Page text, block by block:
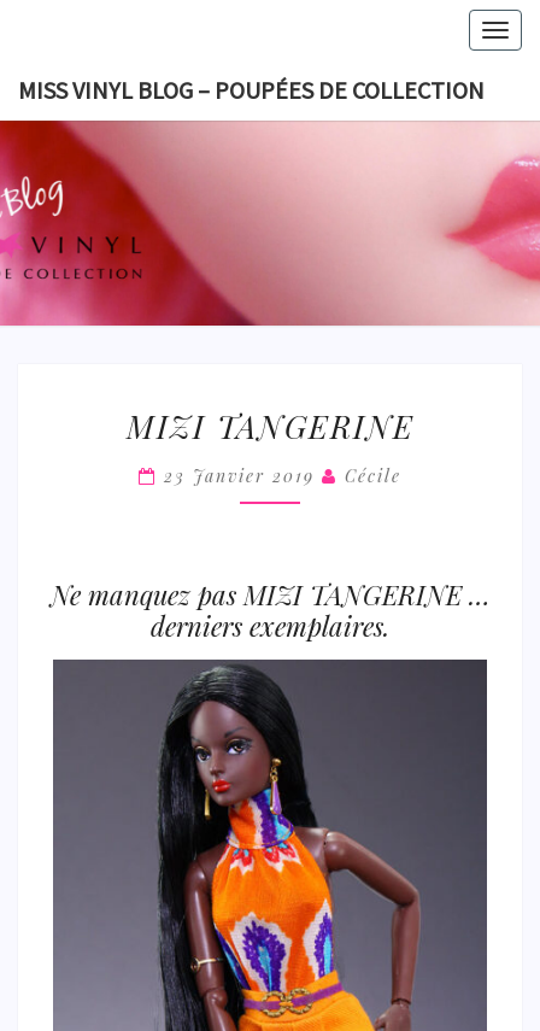
content
MISS VINYL BLOG – POUPÉES DE COLLECTION
MISS
BLOG
TANGERINE
MIZI TANGERINE
23 Janvier 2019 Cécile
Ne manquez pas MIZI TANGERINE …
derniers exemplaires.